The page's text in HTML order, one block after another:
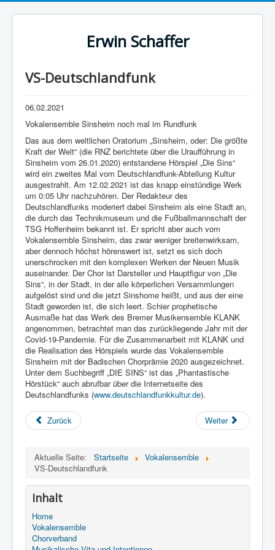
Erwin Schaffer
VS-Deutschlandfunk
06.02.2021
Vokalensemble Sinsheim noch mal im Rundfunk
Das aus dem weltlichen Oratorium „Sinsheim, oder: Die größte
Kraft der Welt“ (die RNZ berichtete über die Uraufführung in
Sinsheim vom 26.01.2020) entstandene Hörspiel „Die Sins“
wird ein zweites Mal vom Deutschlandfunk-Abteilung Kultur
ausgestrahlt. Am 12.02.2021 ist das knapp einstündige Werk
um 0:05 Uhr nachzuhören. Der Redakteur des
Deutschlandfunks moderiert dabei Sinsheim als eine Stadt an,
die durch das Technikmuseum und die Fußballmannschaft der
TSG Hoffenheim bekannt ist. Er spricht aber auch vom
Vokalensemble Sinsheim, das zwar weniger breitenwirksam,
aber dennoch höchst hörenswert ist, setzt es sich doch
unerschrocken mit den komplexen Werken der Neuen Musik
auseinander. Der Chor ist Darsteller und Hauptfigur von „Die
Sins“, in der Stadt, in der alle körperlichen Versammlungen
aufgelöst sind und die jetzt Sinshome heißt, und aus der eine
Stadt geworden ist, die sich leert. Schier prophetische
Ausmaße hat das Werk des Bremer Musikensemble KLANK
angenommen, betrachtet man das zurückliegende Jahr mit der
Covid-19-Pandemie. Für die Zusammenarbeit mit KLANK und
die Realisation des Hörspiels wurde das Vokalensemble
Sinsheim mit der Badischen Chorprämie 2020 ausgezeichnet.
Unter dem Suchbegriff „DIE SINS“ ist das „Phantastische
Hörstück“ auch abrufbar über die Internetseite des
Deutschlandfunks (www.deutschlandfunkkultur.de).
Zurück Weiter
Aktuelle Seite: Startseite
Vokalensemble
VS-Deutschlandfunk
Inhalt
Home
Vokalensemble
Chorverband